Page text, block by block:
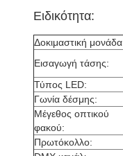
Ειδικότητα:
Δοκιμαστική μονάδα
Εισαγωγή τάσης:
Τύπος LED:
Γωνία δέσμης:
Μέγεθος οπτικού
φακού:
Πρωτόκολλο: